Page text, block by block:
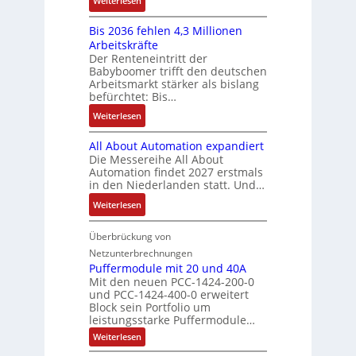
n
a
h
m
e
,
g
e
p
ä
g
t
d
u
r
d
a
s
A
u
s
y
s
e
m
e
ü
h
r
e
r
z
u
m
V
o
r
s
t
a
d
d
e
s
V
D
M
A
-
E
r
g
e
b
n
i
s
s
e
b
e
s
t
ä
t
i
g
e
n
J
a
e
b
s
-
u
n
d
M
a
r
k
e
t
n
e
i
t
e
r
b
e
K
I
b
r
a
u
c
h
t
S
t
r
u
k
u
r
Bis 2036 fehlen 4,3 Millionen
Arbeitskräfte
Der Renteneintritt der
Babyboomer trifft den deutschen
Arbeitsmarkt stärker als bislang
befürchtet: Bis…
Weiterlesen:
B
i
s
2
0
3
6
f
e
h
l
e
n
4
,
All About Automation expandiert
Die Messereihe All About
Automation findet 2027 erstmals
in den Niederlanden statt. Und…
Weiterlesen:
A
l
A
b
o
u
t
A
Überbrückung von
Netzunterbrechnungen
Puffermodule mit 20 und 40A
Mit den neuen PCC-1424-200-0
und PCC-1424-400-0 erweitert
Block sein Portfolio um
leistungsstarke Puffermodule…
Weiterlesen:
P